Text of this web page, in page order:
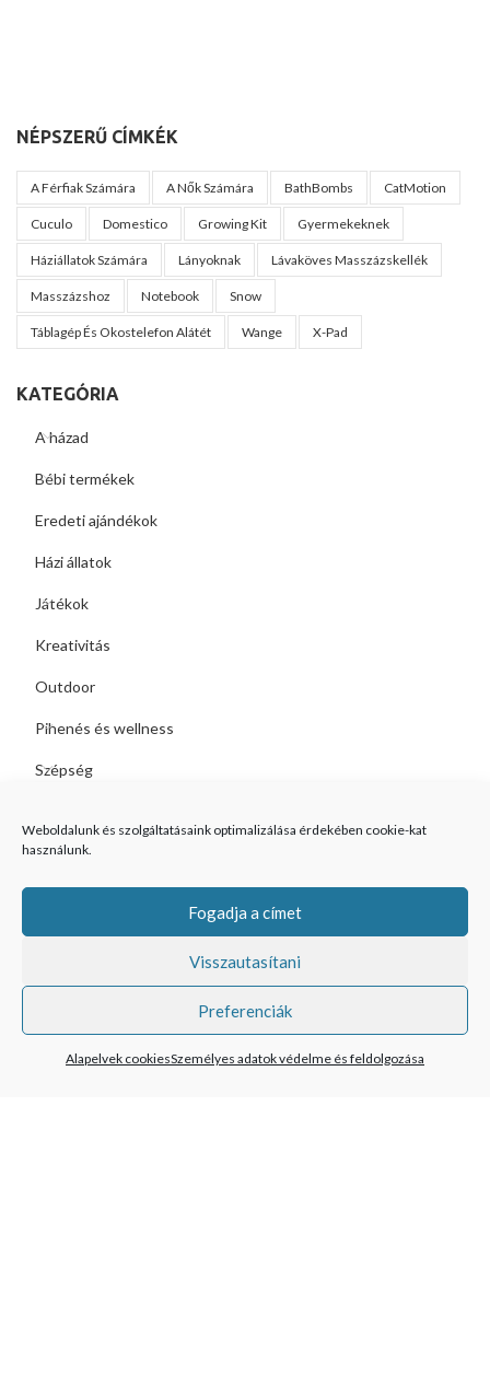
Weboldalunk és szolgáltatásaink optimalizálása érdekében cookie-kat
használunk.
Fogadja a címet
Visszautasítani
Preferenciák
Alapelvek cookiesSzemélyes adatok védelme és feldolgozása
NÉPSZERŰ CÍMKÉK
A Férfiak Számára A Nők Számára BathBombs CatMotion
Cuculo Domestico Growing Kit Gyermekeknek
Háziállatok Számára Lányoknak Lávaköves Masszázskellék
Masszázshoz Notebook Snow
Táblagép És Okostelefon Alátét Wange X-Pad
KATEGÓRIA
A házad
Bébi termékek
Eredeti ajándékok
Házi állatok
Játékok
Kreativitás
Outdoor
Pihenés és wellness
Szépség
VISO TRADE s.r.o.
377 01 Jindřichův Hradec II
Republica Cehă